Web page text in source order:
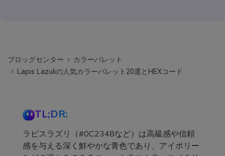
ブロッグセンター
カラーパレット
Lapis Lazuliの人気カラーパレット20選とHEXコード
TL;DR:
ラピスラズリ（#0C2348など）は高級感や信頼
感を与える深く鮮やかな青色であり、アイボリー